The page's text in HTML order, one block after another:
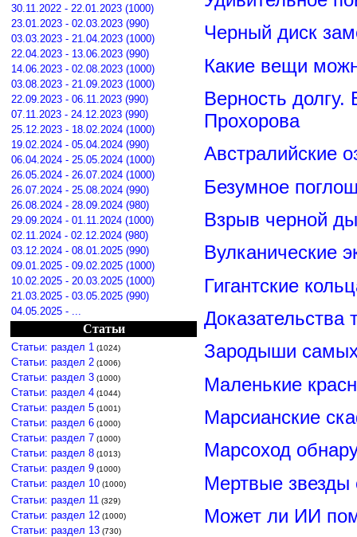
30.11.2022 - 22.01.2023 (1000)
23.01.2023 - 02.03.2023 (990)
03.03.2023 - 21.04.2023 (1000)
22.04.2023 - 13.06.2023 (990)
14.06.2023 - 02.08.2023 (1000)
03.08.2023 - 21.09.2023 (1000)
22.09.2023 - 06.11.2023 (990)
07.11.2023 - 24.12.2023 (990)
25.12.2023 - 18.02.2024 (1000)
19.02.2024 - 05.04.2024 (990)
06.04.2024 - 25.05.2024 (1000)
26.05.2024 - 26.07.2024 (1000)
26.07.2024 - 25.08.2024 (990)
26.08.2024 - 28.09.2024 (980)
29.09.2024 - 01.11.2024 (1000)
02.11.2024 - 02.12.2024 (980)
03.12.2024 - 08.01.2025 (990)
09.01.2025 - 09.02.2025 (1000)
10.02.2025 - 20.03.2025 (1000)
21.03.2025 - 03.05.2025 (990)
04.05.2025 - ...
Статьи
Статьи: раздел 1 (1024)
Статьи: раздел 2 (1006)
Статьи: раздел 3 (1000)
Статьи: раздел 4 (1044)
Статьи: раздел 5 (1001)
Статьи: раздел 6 (1000)
Статьи: раздел 7 (1000)
Статьи: раздел 8 (1013)
Статьи: раздел 9 (1000)
Статьи: раздел 10 (1000)
Статьи: раздел 11 (329)
Статьи: раздел 12 (1000)
Статьи: раздел 13 (730)
Черный диск
Какие вещи
Верность
Прохорова
Австралийские
Безумное
Взрыв черной
Вулканические
Гигантские
Доказательства
Зародыши самых
Маленькие
Марсианские
Марсоход
Мертвые звезды
Может ли ИИ